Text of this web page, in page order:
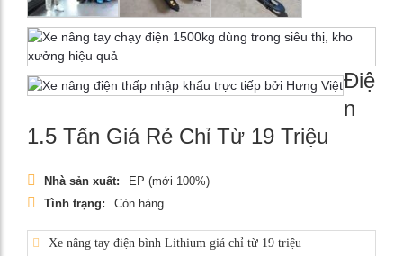
Điệ
n
1.5 Tấn Giá Rẻ Chỉ Từ 19 Triệu
Nhà sản xuất:
EP (mới 100%)
Tình trạng:
Còn hàng
Xe nâng tay điện bình Lithium giá chỉ từ 19 triệu